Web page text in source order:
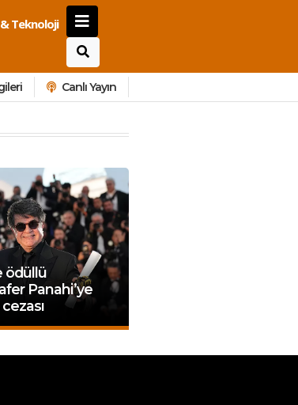
Teknoloji
Canlı Yayın
ödüllü
Panahi’ye